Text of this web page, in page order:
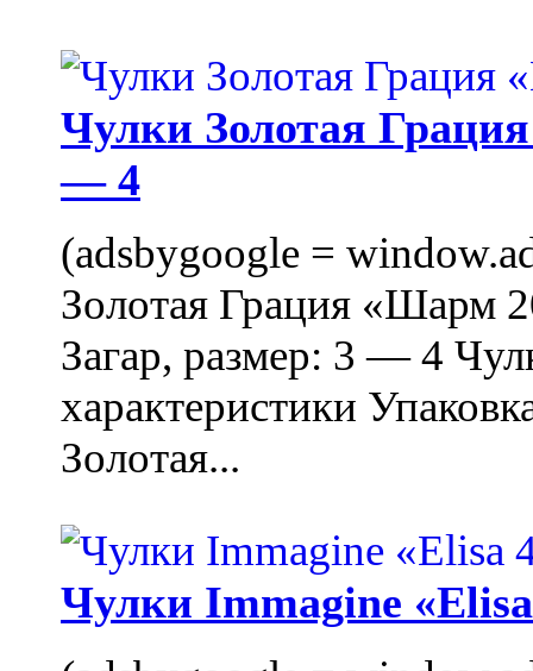
Чулки Золотая
— 4
(adsbygoogle =
Золотая Грация «Шарм
Загар, размер: 3 — 4
характеристики
Золотая...
Чулки Immagine